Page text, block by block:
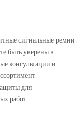
сигнальные ремни
быть уверены в
консультации и
для
работ.